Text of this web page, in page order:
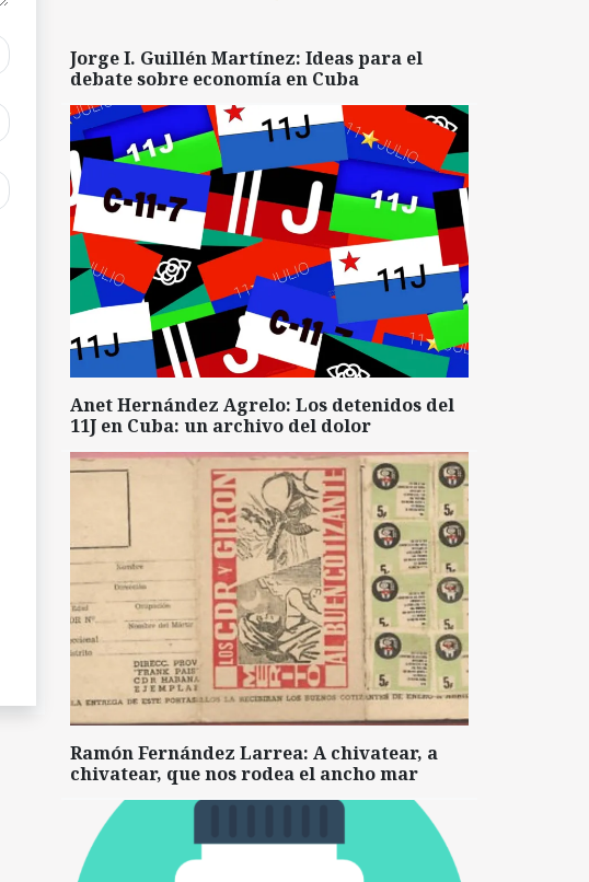
Jorge I. Guillén Martínez: Ideas para el
debate sobre economía en Cuba
Anet Hernández Agrelo: Los detenidos del
11J en Cuba: un archivo del dolor
Ramón Fernández Larrea: A chivatear, a
chivatear, que nos rodea el ancho mar